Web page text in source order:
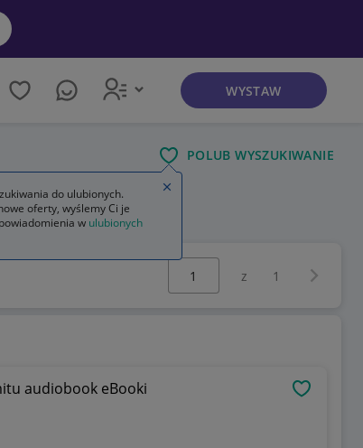
WYSTAW
POLUB WYSZUKIWANIE
Wybierz stronę:
z 1
audiobook eBooki
do ulubionych.
oferty, wyślemy Ci je
w ulubionych
Zamknij wskazówkę